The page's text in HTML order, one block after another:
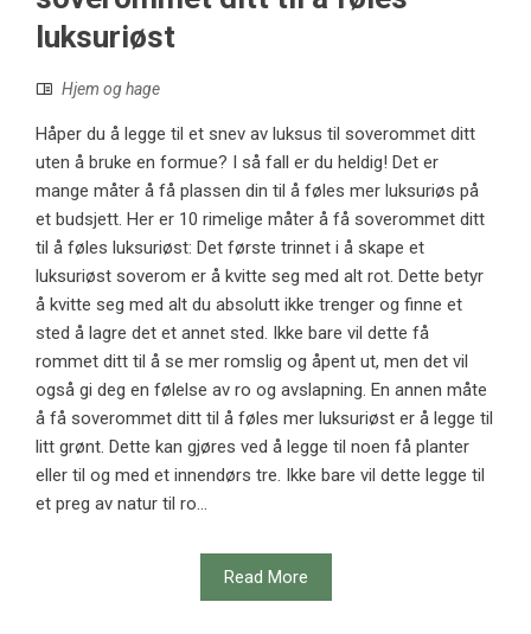
luksuriøst
Hjem og hage
Håper du å legge til et snev av luksus til soverommet ditt
uten å bruke en formue? I så fall er du heldig! Det er
mange måter å få plassen din til å føles mer luksuriøs på
et budsjett. Her er 10 rimelige måter å få soverommet ditt
til å føles luksuriøst: Det første trinnet i å skape et
luksuriøst soverom er å kvitte seg med alt rot. Dette betyr
å kvitte seg med alt du absolutt ikke trenger og finne et
sted å lagre det et annet sted. Ikke bare vil dette få
rommet ditt til å se mer romslig og åpent ut, men det vil
også gi deg en følelse av ro og avslapning. En annen måte
å få soverommet ditt til å føles mer luksuriøst er å legge til
litt grønt. Dette kan gjøres ved å legge til noen få planter
eller til og med et innendørs tre. Ikke bare vil dette legge til
et preg av natur til ro...
Read More